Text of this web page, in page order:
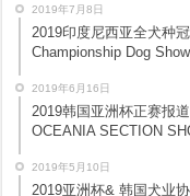
2019年7月8日
2019印度尼西亚全犬种
Championship Dog Show
2019年6月16日
2019韩国亚洲杯正赛报
OCEANIA SECTION
2019年5月10日
2019亚洲杯& 韩国犬业